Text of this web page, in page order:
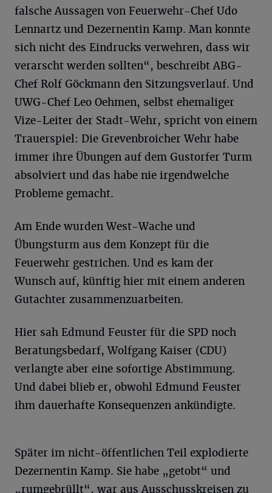
falsche Aussagen von Feuerwehr-Chef Udo
Lennartz und Dezernentin Kamp. Man konnte
sich nicht des Eindrucks verwehren, dass wir
verarscht werden sollten“, beschreibt ABG-
Chef Rolf Göckmann den Sitzungsverlauf. Und
UWG-Chef Leo Oehmen, selbst ehemaliger
Vize-Leiter der Stadt-Wehr, spricht von einem
Trauerspiel: Die Grevenbroicher Wehr habe
immer ihre Übungen auf dem Gustorfer Turm
absolviert und das habe nie irgendwelche
Probleme gemacht.
Am Ende wurden West-Wache und
Übungsturm aus dem Konzept für die
Feuerwehr gestrichen. Und es kam der
Wunsch auf, künftig hier mit einem anderen
Gutachter zusammenzuarbeiten.
Hier sah Edmund Feuster für die SPD noch
Beratungsbedarf, Wolfgang Kaiser (CDU)
verlangte aber eine sofortige Abstimmung.
Und dabei blieb er, obwohl Edmund Feuster
ihm dauerhafte Konsequenzen ankündigte.
Später im nicht-öffentlichen Teil explodierte
Dezernentin Kamp. Sie habe „getobt“ und
„rumgebrüllt“, war aus Ausschusskreisen zu